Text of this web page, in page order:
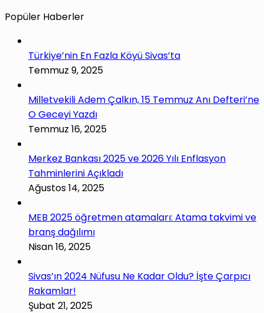
Popüler Haberler
Türkiye’nin En Fazla Köyü Sivas’ta
Temmuz 9, 2025
Milletvekili Adem Çalkın, 15 Temmuz Anı Defteri’ne
O Geceyi Yazdı
Temmuz 16, 2025
Merkez Bankası 2025 ve 2026 Yılı Enflasyon
Tahminlerini Açıkladı
Ağustos 14, 2025
MEB 2025 öğretmen atamaları: Atama takvimi ve
branş dağılımı
Nisan 16, 2025
Sivas’ın 2024 Nüfusu Ne Kadar Oldu? İşte Çarpıcı
Rakamlar!
Şubat 21, 2025